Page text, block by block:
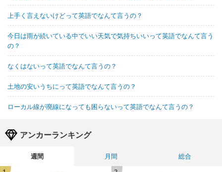
上手く言えないけどって英語でなんて言うの？
今日は雨が続いている中でいい天気で気持ちいいって英語でなんて言う
の？
なくはないって英語でなんて言うの？
土地の安いうちにって英語でなんて言うの？
ローカル線が廃線になっても困らないって英語でなんて言うの？
アンカーランキング
週間 月間
総合